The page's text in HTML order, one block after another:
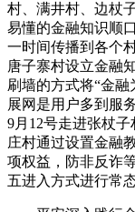
村、满井村、边杖
易懂的金融知识顺
一时间传播到各个
唐子寨村设立金融
刷墙的方式将“金
展网是用户多到服
9月12号走进张杖
庄村通过设置金融
项权益，防非反诈
五进入方式进行常